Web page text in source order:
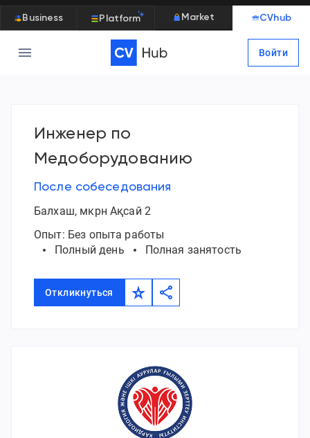
Business Platform Market CVhub
Войти
Инженер по
Медоборудованию
После собеседования
Балхаш, мкрн Ақсай 2
Опыт: Без опыта работы
Полный день
Полная занятость
Откликнуться